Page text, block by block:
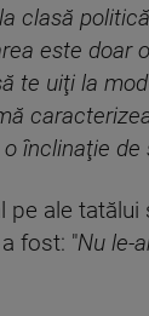
clasă
este doar
te uiţi la
înclinaţie
ale
fost: "Nu le-